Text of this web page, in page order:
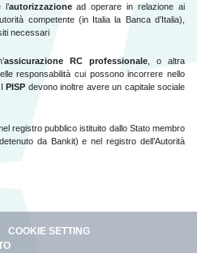
autorizzazionead operare in relazione ai
competente (in Italia la Banca d’Italia),
necessari
assicurazione RC professionale , o altra
responsabilità cui possono incorrere nello
IPISP devono inoltre avere un capitale sociale
registro pubblico istituito dallo Stato membro
da Bankit) e nel registro dell’Autorità
COOKIE SETTING